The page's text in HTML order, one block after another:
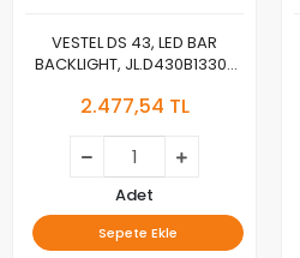
VESTEL DS 43, LED BAR
BACKLIGHT, JL.D430B1330-
JL.D430B1330-078BS-
30108747CB11
2.477,54 TL
Adet
Sepete Ekle